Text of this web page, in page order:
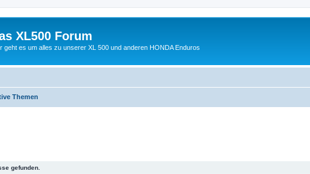
XL500 Forum
geht es um alles zu unserer XL 500 und anderen HONDA Enduros
Themen
gefunden.